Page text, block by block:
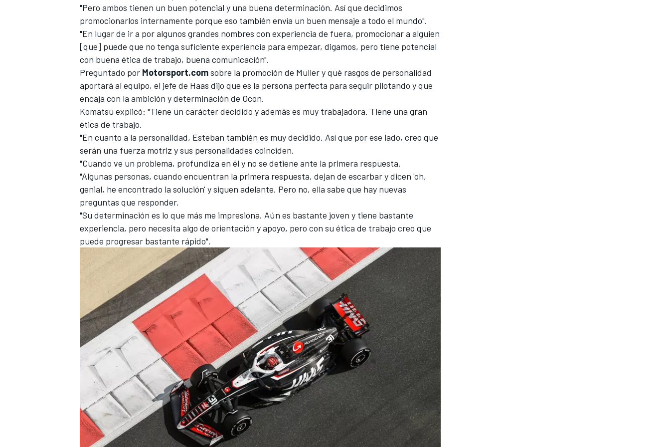
"Pero ambos tienen un buen potencial y una buena determinación. Así que decidimos
promocionarlos internamente porque eso también envía un buen mensaje a todo el mundo".
"En lugar de ir a por algunos grandes nombres con experiencia de fuera, promocionar a alguien
[que] puede que no tenga suficiente experiencia para empezar, digamos, pero tiene potencial
con buena ética de trabajo, buena comunicación".
Preguntado por Motorsport.comsobre la promoción de Muller y qué rasgos de personalidad
aportará al equipo, el jefe de Haas dijo que es la persona perfecta para seguir pilotando y que
encaja con la ambición y determinación de Ocon.
Komatsu explicó: "Tiene un carácter decidido y además es muy trabajadora. Tiene una gran
ética de trabajo.
"En cuanto a la personalidad, Esteban también es muy decidido. Así que por ese lado, creo que
serán una fuerza motriz y sus personalidades coinciden.
"Cuando ve un problema, profundiza en él y no se detiene ante la primera respuesta.
"Algunas personas, cuando encuentran la primera respuesta, dejan de escarbar y dicen 'oh,
genial, he encontrado la solución' y siguen adelante. Pero no, ella sabe que hay nuevas
preguntas que responder.
"Su determinación es lo que más me impresiona. Aún es bastante joven y tiene bastante
experiencia, pero necesita algo de orientación y apoyo, pero con su ética de trabajo creo que
puede progresar bastante rápido".